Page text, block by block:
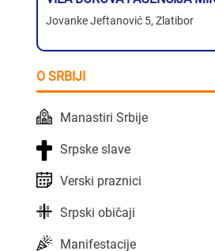
Jovanke Jeftanović 5, Zlatibor
O SRBIJI
Manastiri Srbije
Srpske slave
Verski praznici
Srpski običaji
Manifestacije